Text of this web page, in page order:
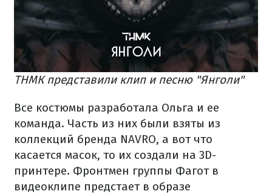
ТНМК представили клип и песню "Янголи"
Все костюмы разработала Ольга и ее
команда. Часть из них были взяты из
коллекций бренда NAVRO, а вот что
касается масок, то их создали на 3D-
принтере. Фронтмен группы Фагот в
видеоклипе предстает в образе